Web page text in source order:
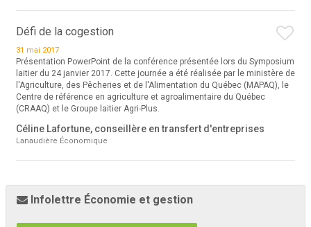
Défi de la cogestion
31 mai 2017
Présentation PowerPoint de la conférence présentée lors du Symposium
laitier du 24 janvier 2017. Cette journée a été réalisée par le ministère de
l'Agriculture, des Pêcheries et de l'Alimentation du Québec (MAPAQ), le
Centre de référence en agriculture et agroalimentaire du Québec
(CRAAQ) et le Groupe laitier Agri-Plus.
Céline Lafortune, conseillère en transfert d'entreprises
Lanaudière Économique
Infolettre Économie et gestion